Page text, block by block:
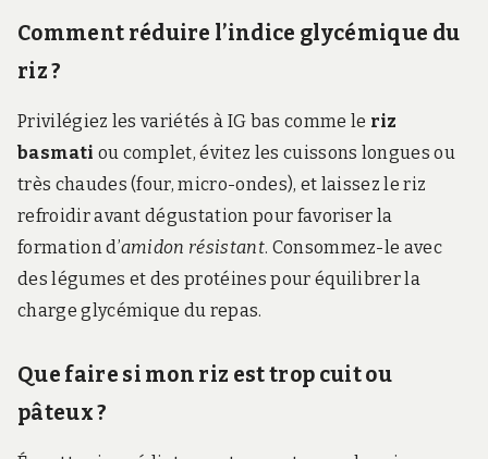
Comment réduire l’indice glycémique du
riz ?
Privilégiez les variétés à IG bas comme le riz
basmati ou complet, évitez les cuissons longues ou
très chaudes (four, micro-ondes), et laissez le riz
refroidir avant dégustation pour favoriser la
formation d’amidon résistant. Consommez-le avec
des légumes et des protéines pour équilibrer la
charge glycémique du repas.
Que faire si mon riz est trop cuit ou
pâteux ?